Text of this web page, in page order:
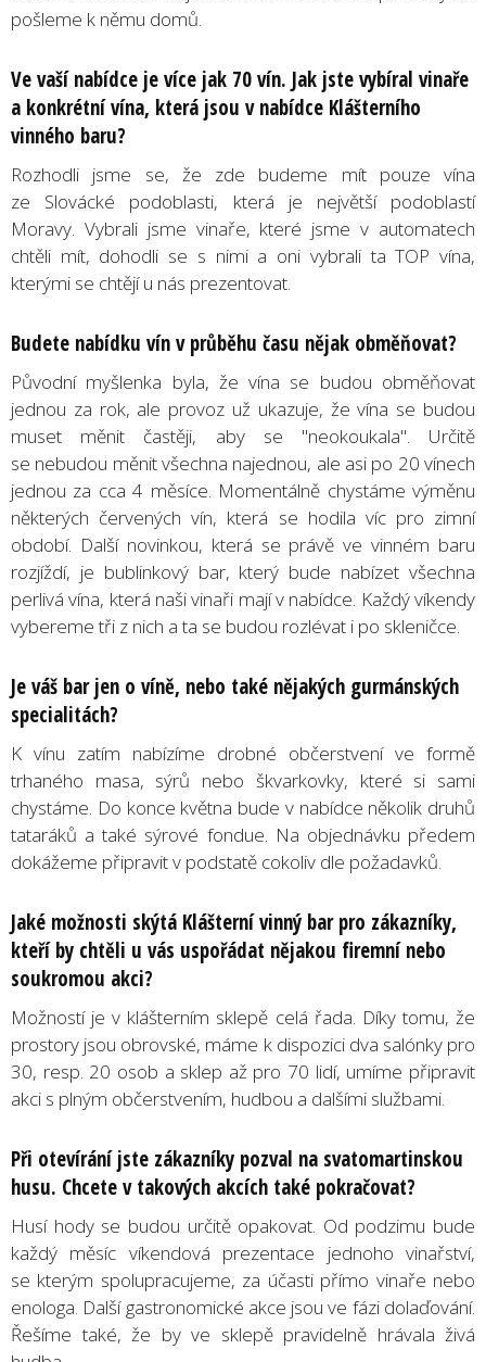
pošleme k němu domů.
Ve vaší nabídce je více jak 70 vín. Jak jste vybíral vinaře
a konkrétní vína, která jsou v nabídce Klášterního
vinného baru?
Rozhodli jsme se, že zde budeme mít pouze vína
ze Slovácké podoblasti, která je největší podoblastí
Moravy. Vybrali jsme vinaře, které jsme v automatech
chtěli mít, dohodli se s nimi a oni vybrali ta TOP vína,
kterými se chtějí u nás prezentovat.
Budete nabídku vín v průběhu času nějak obměňovat?
Původní myšlenka byla, že vína se budou obměňovat
jednou za rok, ale provoz už ukazuje, že vína se budou
muset měnit častěji, aby se "neokoukala". Určitě
se nebudou měnit všechna najednou, ale asi po 20 vínech
jednou za cca 4 měsíce. Momentálně chystáme výměnu
některých červených vín, která se hodila víc pro zimní
období. Další novinkou, která se právě ve vinném baru
rozjíždí, je bublinkový bar, který bude nabízet všechna
perlivá vína, která naši vinaři mají v nabídce. Každý víkendy
vybereme tři z nich a ta se budou rozlévat i po skleničce.
Je váš bar jen o víně, nebo také nějakých gurmánských
specialitách?
K vínu zatím nabízíme drobné občerstvení ve formě
trhaného masa, sýrů nebo škvarkovky, které si sami
chystáme. Do konce května bude v nabídce několik druhů
tataráků a také sýrové fondue. Na objednávku předem
dokážeme připravit v podstatě cokoliv dle požadavků.
Jaké možnosti skýtá Klášterní vinný bar pro zákazníky,
kteří by chtěli u vás uspořádat nějakou firemní nebo
soukromou akci?
Možností je v klášterním sklepě celá řada. Díky tomu, že
prostory jsou obrovské, máme k dispozici dva salónky pro
30, resp. 20 osob a sklep až pro 70 lidí, umíme připravit
akci s plným občerstvením, hudbou a dalšími službami.
Při otevírání jste zákazníky pozval na svatomartinskou
husu. Chcete v takových akcích také pokračovat?
Husí hody se budou určitě opakovat. Od podzimu bude
každý měsíc víkendová prezentace jednoho vinařství,
se kterým spolupracujeme, za účasti přímo vinaře nebo
enologa. Další gastronomické akce jsou ve fázi dolaďování.
Řešíme také, že by ve sklepě pravidelně hrávala živá